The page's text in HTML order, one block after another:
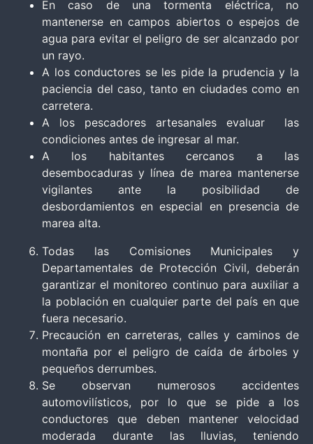
En caso de una tormenta eléctrica, no
mantenerse en campos abiertos o espejos de
agua para evitar el peligro de ser alcanzado por
un rayo.
A los conductores se les pide la prudencia y la
paciencia del caso, tanto en ciudades como en
carretera.
A los pescadores artesanales evaluar las
condiciones antes de ingresar al mar.
A los habitantes cercanos a las
desembocaduras y línea de marea mantenerse
vigilantes ante la posibilidad de
desbordamientos en especial en presencia de
marea alta.
Todas las Comisiones Municipales y
Departamentales de Protección Civil, deberán
garantizar el monitoreo continuo para auxiliar a
la población en cualquier parte del país en que
fuera necesario.
Precaución en carreteras, calles y caminos de
montaña por el peligro de caída de árboles y
pequeños derrumbes.
Se observan numerosos accidentes
automovilísticos, por lo que se pide a los
conductores que deben mantener velocidad
moderada durante las lluvias, teniendo